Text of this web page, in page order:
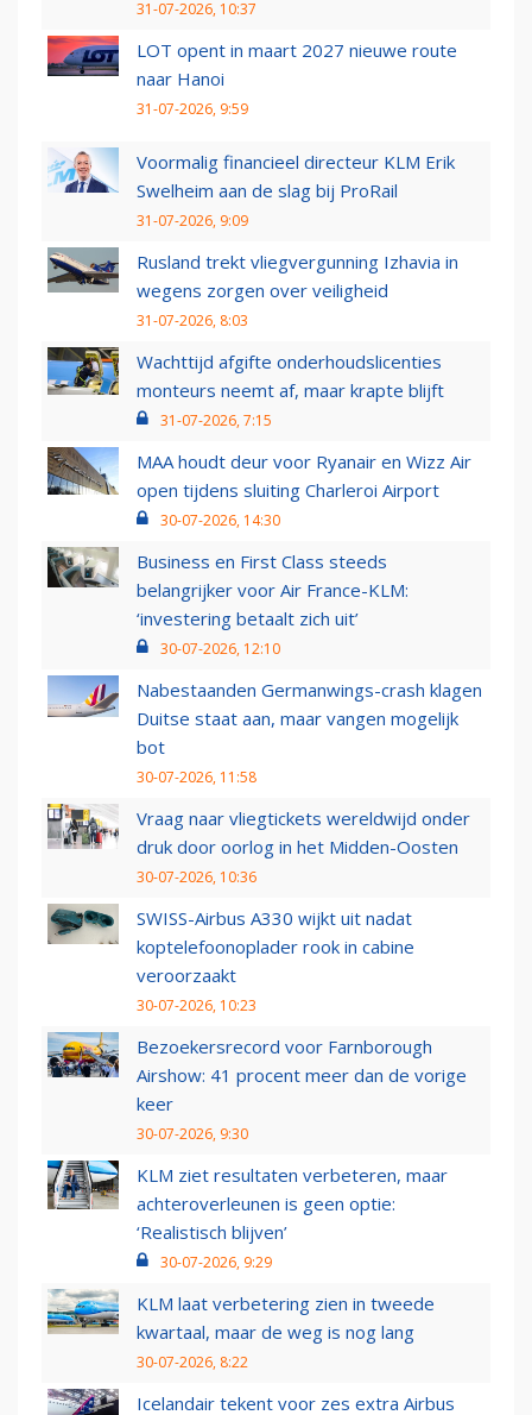
31-07-2026, 10:37
LOT opent in maart 2027 nieuwe route
naar Hanoi
31-07-2026, 9:59
Voormalig financieel directeur KLM Erik
Swelheim aan de slag bij ProRail
31-07-2026, 9:09
Rusland trekt vliegvergunning Izhavia in
wegens zorgen over veiligheid
31-07-2026, 8:03
Wachttijd afgifte onderhoudslicenties
monteurs neemt af, maar krapte blijft
31-07-2026, 7:15
MAA houdt deur voor Ryanair en Wizz Air
open tijdens sluiting Charleroi Airport
30-07-2026, 14:30
Business en First Class steeds
belangrijker voor Air France-KLM:
‘investering betaalt zich uit’
30-07-2026, 12:10
Nabestaanden Germanwings-crash klagen
Duitse staat aan, maar vangen mogelijk
bot
30-07-2026, 11:58
Vraag naar vliegtickets wereldwijd onder
druk door oorlog in het Midden-Oosten
30-07-2026, 10:36
SWISS-Airbus A330 wijkt uit nadat
koptelefoonoplader rook in cabine
veroorzaakt
30-07-2026, 10:23
Bezoekersrecord voor Farnborough
Airshow: 41 procent meer dan de vorige
keer
30-07-2026, 9:30
KLM ziet resultaten verbeteren, maar
achteroverleunen is geen optie:
‘Realistisch blijven’
30-07-2026, 9:29
KLM laat verbetering zien in tweede
kwartaal, maar de weg is nog lang
30-07-2026, 8:22
Icelandair tekent voor zes extra Airbus